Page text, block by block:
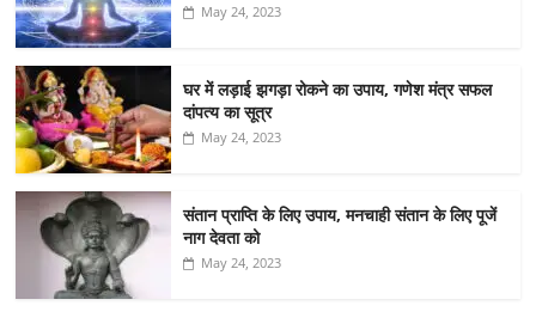
May 24, 2023
घर में लड़ाई झगड़ा रोकने का उपाय, गणेश मंत्र सफल
दांपत्य का सूत्र
May 24, 2023
संतान प्राप्ति के लिए उपाय, मनचाही संतान के लिए पूजें
नाग देवता को
May 24, 2023